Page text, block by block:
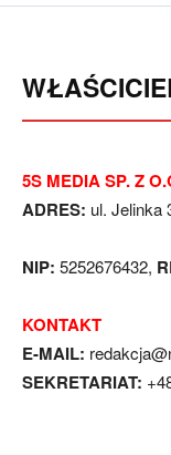
5S MEDIA SP. Z
ADRES: ul. Jelinka
NIP: 5252676432,
KONTAKT
E-MAIL:
SEKRETARIAT: